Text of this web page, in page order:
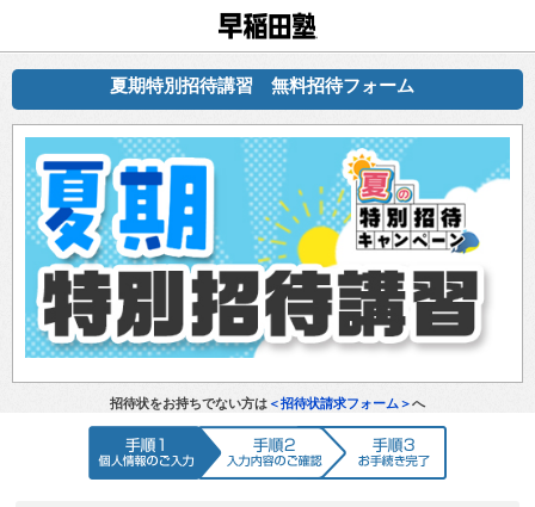
夏期特別招待講習 無料招待フォーム
招待状をお持ちでない方は＜招待状請求フォーム＞へ
手順1 個人情報のご入力手順2 入力内容のご確認